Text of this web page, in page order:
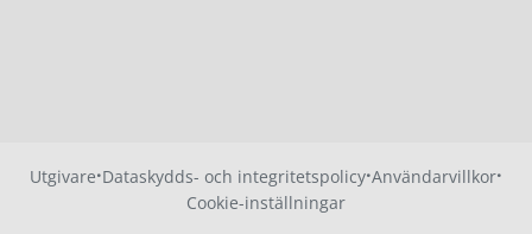
Utgivare·Dataskydds- och integritetspolicy·Användarvillkor·
Cookie-inställningar